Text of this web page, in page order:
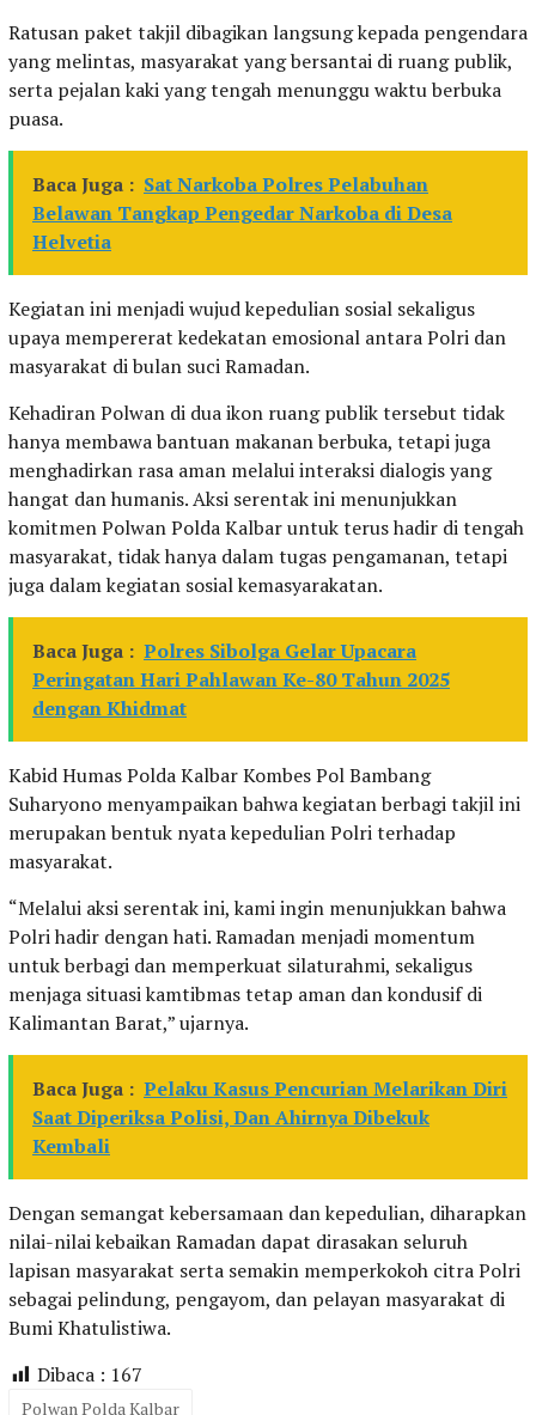
Ratusan paket takjil dibagikan langsung kepada pengendara
yang melintas, masyarakat yang bersantai di ruang publik,
serta pejalan kaki yang tengah menunggu waktu berbuka
puasa.
Baca Juga : Sat Narkoba Polres Pelabuhan
Belawan Tangkap Pengedar Narkoba di Desa
Helvetia
Kegiatan ini menjadi wujud kepedulian sosial sekaligus
upaya mempererat kedekatan emosional antara Polri dan
masyarakat di bulan suci Ramadan.
Kehadiran Polwan di dua ikon ruang publik tersebut tidak
hanya membawa bantuan makanan berbuka, tetapi juga
menghadirkan rasa aman melalui interaksi dialogis yang
hangat dan humanis. Aksi serentak ini menunjukkan
komitmen Polwan Polda Kalbar untuk terus hadir di tengah
masyarakat, tidak hanya dalam tugas pengamanan, tetapi
juga dalam kegiatan sosial kemasyarakatan.
Baca Juga : Polres Sibolga Gelar Upacara
Peringatan Hari Pahlawan Ke-80 Tahun 2025
dengan Khidmat
Kabid Humas Polda Kalbar Kombes Pol Bambang
Suharyono menyampaikan bahwa kegiatan berbagi takjil ini
merupakan bentuk nyata kepedulian Polri terhadap
masyarakat.
“Melalui aksi serentak ini, kami ingin menunjukkan bahwa
Polri hadir dengan hati. Ramadan menjadi momentum
untuk berbagi dan memperkuat silaturahmi, sekaligus
menjaga situasi kamtibmas tetap aman dan kondusif di
Kalimantan Barat,” ujarnya.
Baca Juga : Pelaku Kasus Pencurian Melarikan Diri
Saat Diperiksa Polisi, Dan Ahirnya Dibekuk
Kembali
Dengan semangat kebersamaan dan kepedulian, diharapkan
nilai-nilai kebaikan Ramadan dapat dirasakan seluruh
lapisan masyarakat serta semakin memperkokoh citra Polri
sebagai pelindung, pengayom, dan pelayan masyarakat di
Bumi Khatulistiwa.
Dibaca : 167
Polwan Polda Kalbar